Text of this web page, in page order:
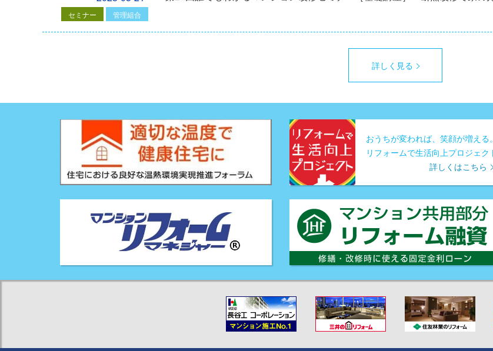
セミナー 管理組合
詳しく見る
おうちが変われば、笑顔が増える。
リフォームで生活向上プロジェク
詳しくはこちら